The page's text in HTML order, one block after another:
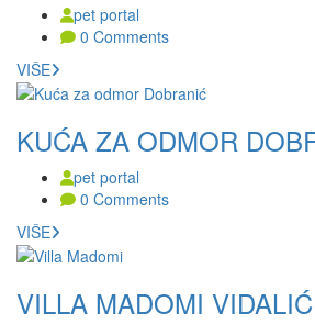
pet portal
0 Comments
VIŠE
KUĆA ZA ODMOR
pet portal
0 Comments
VIŠE
VILLA MADOMI